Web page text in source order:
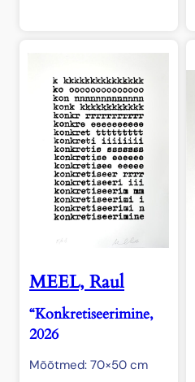
MEEL, Raul
“Konkretiseerimine,
2026
Mõõtmed: 70×50 cm